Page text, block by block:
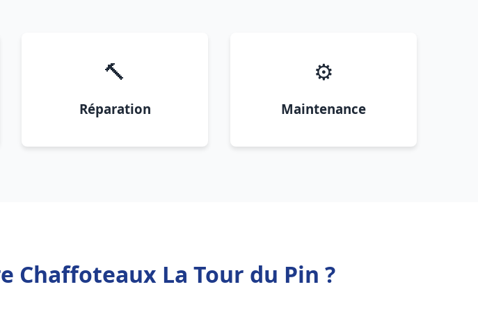
🔨
Réparation
⚙️
Maintenance
Chaffoteaux La Tour du Pin ?